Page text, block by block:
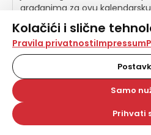
Kolačići i slične
Na našoj web stranici koristimo
tehnologije za pohranu,
vašem uređaju. Time
analiziramo promet na stranici
oglase koji vas zanimaju.
na više web stranica i uređaja u
također koriste ove tehnologije.
Odabirom opcije „Samo nužno“
Pravila privatnostiImpressum
Samo
Prihvati
građanima za ovu
rujan, izvijestili su iz
prostornoga uređenja.